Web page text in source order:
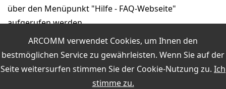
ARCOMM verwendet Cookies, um Ihnen den
bestmöglichen Service zu gewährleisten. Wenn Sie auf der
Seite weitersurfen stimmen Sie der Cookie-Nutzung zu. Ich
stimme zu.
über den Menüpunkt "Hilfe - FAQ-Webseite"
aufgerufen werden.